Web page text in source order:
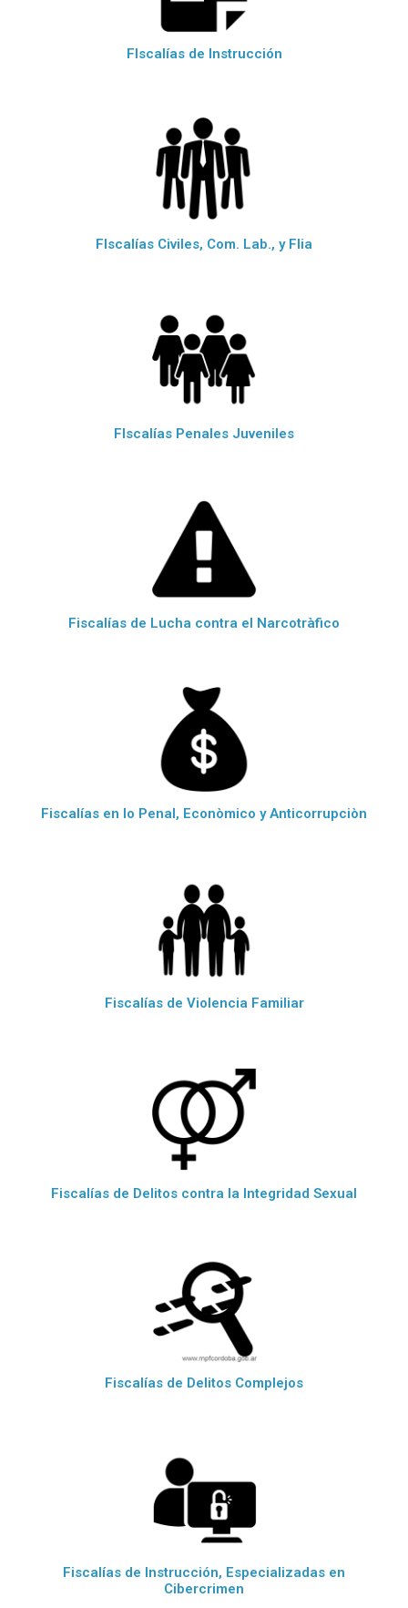
FIscalías de Instrucción
FIscalías Civiles, Com. Lab., y Flia
FIscalías Penales Juveniles
Fiscalías de Lucha contra el Narcotràfico
Fiscalías en lo Penal, Econòmico y Anticorrupciòn
Fiscalías de Violencia Familiar
Fiscalías de Delitos contra la Integridad Sexual
Fiscalías de Delitos Complejos
Fiscalías de Instrucción, Especializadas en
Cibercrimen